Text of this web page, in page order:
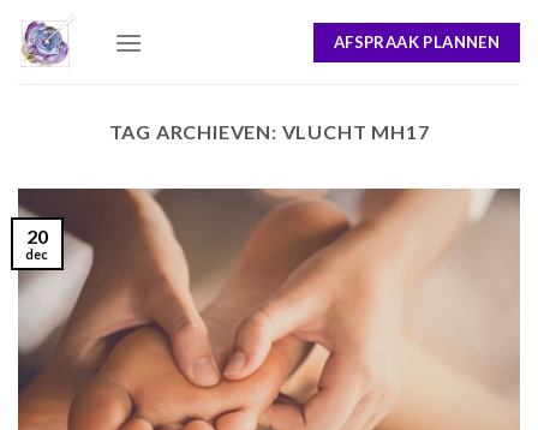
content
AFSPRAAK PLANNEN
TAG ARCHIEVEN: VLUCHT MH17
20
dec